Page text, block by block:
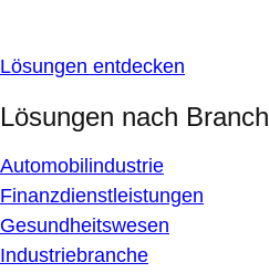
Lösungen entdecken
Lösungen nach
Automobilindustrie
Finanzdienstleistungen
Gesundheitswesen
Industriebranche